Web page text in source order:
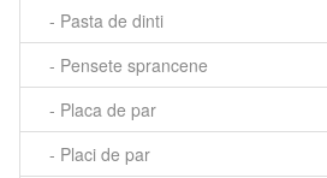
- Pasta de dinti
- Pensete sprancene
- Placa de par
- Placi de par